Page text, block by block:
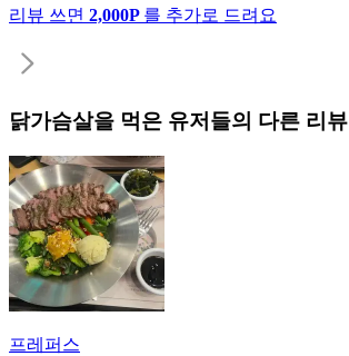
리뷰 쓰면 2,000P 를 추가로 드려요
닭가슴살을 먹은 유저들의 다른 리뷰
프레퍼스